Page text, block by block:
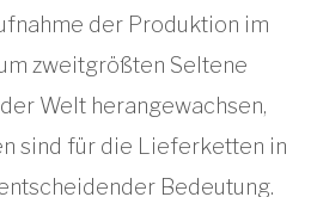
der Produktion im
zweitgrößten Seltene
Welt herangewachsen,
sind für die Lieferketten in
Bedeutung.